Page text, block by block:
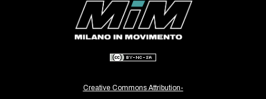
Creative Commons Attribution-